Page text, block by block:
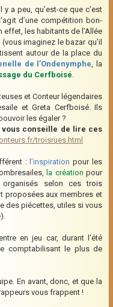
a peu, qu’est-ce que c’est
d’une compétition bon-
les habitants de l’Allée
imaginez le bazar qu’il
autour de la place du
de l’Ondenymphe, la
du Cerfboisé.
et Conteur légendaires
et Greta Cerfboisé. Ils
les égaler ?
vous conseille de lire ces
troisrues.html
: l’inspiration pour les
la création pour
organisés selon ces trois
proposées aux membres et
des piécettes, utiles si vous
en jeu car, durant l'été
comptabilisant le plus de
En avant, donc, et que la
vous frappent !